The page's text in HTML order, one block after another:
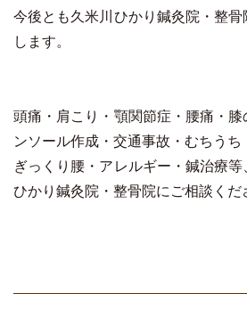
今後とも久米川ひかり鍼灸院・整
します。
頭痛・肩こり・顎関節症・腰痛・膝
ンソール作成・交通事故・むちうち
ぎっくり腰・アレルギー・鍼治療等
ひかり鍼灸院・整骨院にご相談くだ